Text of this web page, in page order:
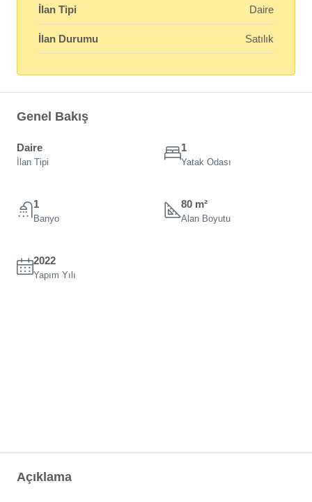
İlan Tipi Daire
İlan Durumu Satılık
Genel Bakış
Daire
İlan Tipi
1
Yatak Odası
1
Banyo
80 m²
Alan Boyutu
2022
Yapım Yılı
Açıklama